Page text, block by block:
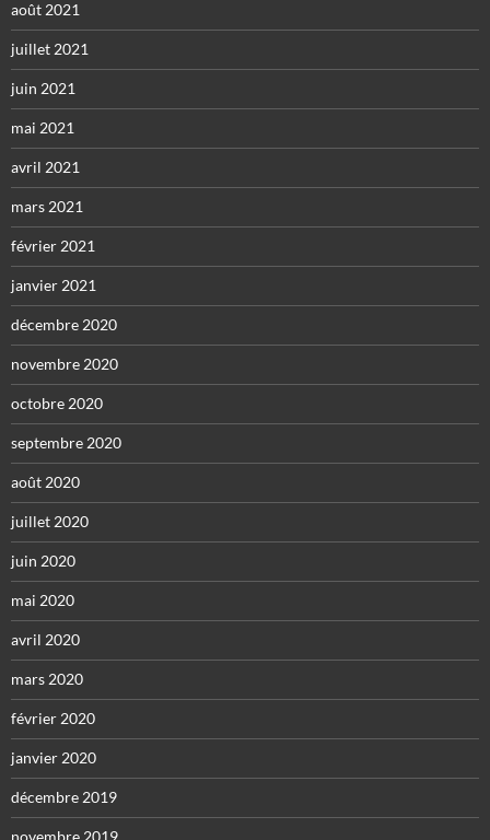
août 2021
juillet 2021
juin 2021
mai 2021
avril 2021
mars 2021
février 2021
janvier 2021
décembre 2020
novembre 2020
octobre 2020
septembre 2020
août 2020
juillet 2020
juin 2020
mai 2020
avril 2020
mars 2020
février 2020
janvier 2020
décembre 2019
novembre 2019